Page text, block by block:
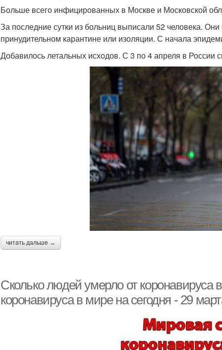
Больше всего инфицированных в Москве и Московской
За последние сутки из больниц выписали 52 человека.
принудительном карантине или изоляции. С начала
Добавилось летальных исходов. С 3 по 4 апреля в России
читать дальше →
Сколько людей умерло от коронавируса
коронавируса в мире на сегодня - 29